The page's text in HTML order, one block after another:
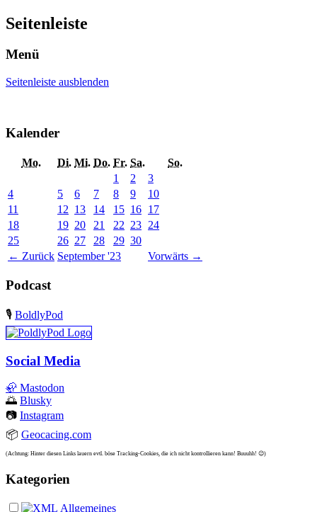
Seitenleiste
Menü
Seitenleiste ausblenden
Kalender
Mo. Di. Mi. Do. Fr. Sa. So.
← Zurück September '23 Vorwärts →
1 2
3
4
5 6 7 8 9
10
11
12 13 14 15 16 17
18
19 20 21 22 23 24
25
26 27 28 29 30
Podcast
🎙️ BoldlyPod
Social Media
🦣 Mastodon
🌅 Blusky
📷 Instagram
📦 Geocacing.com
(Achtung: Hinter diesen Links lauern evtl. böse Tracking-Cookies, die ich nicht kontrollieren kann! Buuuhh! 😉)
Kategorien
Allgemeines